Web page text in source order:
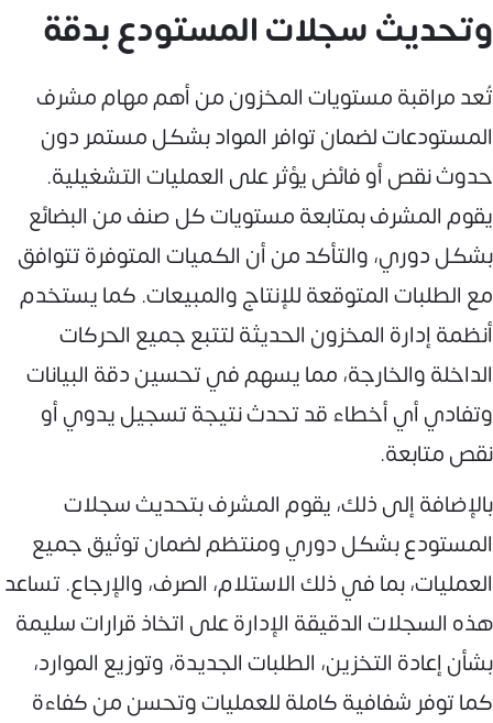
وتحديث سجلات المستودع بدقة
تُعد مراقبة مستويات المخزون من أهم مهام مشرف
المستودعات لضمان توافر المواد بشكل مستمر دون
حدوث نقص أو فائض يؤثر على العمليات التشغيلية.
يقوم المشرف بمتابعة مستويات كل صنف من البضائع
بشكل دوري، والتأكد من أن الكميات المتوفرة تتوافق
مع الطلبات المتوقعة للإنتاج والمبيعات. كما يستخدم
أنظمة إدارة المخزون الحديثة لتتبع جميع الحركات
الداخلة والخارجة، مما يسهم في تحسين دقة البيانات
وتفادي أي أخطاء قد تحدث نتيجة تسجيل يدوي أو
نقص متابعة.
بالإضافة إلى ذلك، يقوم المشرف بتحديث سجلات
المستودع بشكل دوري ومنتظم لضمان توثيق جميع
العمليات، بما في ذلك الاستلام، الصرف، والإرجاع. تساعد
هذه السجلات الدقيقة الإدارة على اتخاذ قرارات سليمة
بشأن إعادة التخزين، الطلبات الجديدة، وتوزيع الموارد،
كما توفر شفافية كاملة للعمليات وتحسن من كفاءة